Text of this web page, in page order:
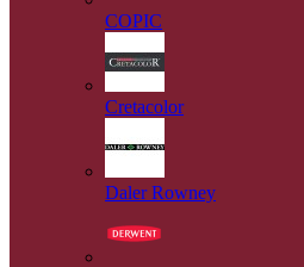
COPIC
Cretacolor
Daler Rowney